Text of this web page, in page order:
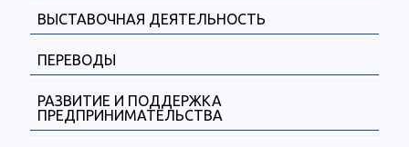
ВЫСТАВОЧНАЯ ДЕЯТЕЛЬНОСТЬ
ПЕРЕВОДЫ
РАЗВИТИЕ И ПОДДЕРЖКА
ПРЕДПРИНИМАТЕЛЬСТВА